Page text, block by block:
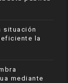
situación
la
mediante